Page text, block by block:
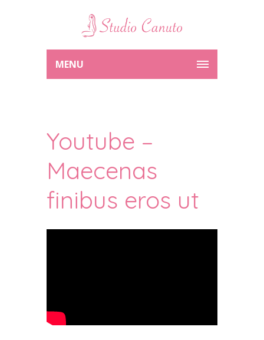
MENU
Youtube –
Maecenas
finibus eros ut